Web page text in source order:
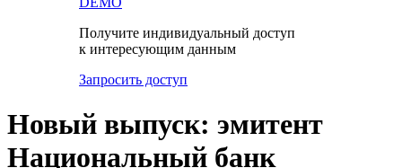
в публичном демо-доступе
к интересующим данным
Запросить доступ